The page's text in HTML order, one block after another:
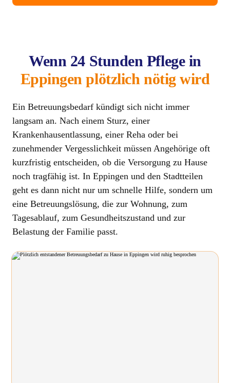
Wenn 24 Stunden Pflege in
Eppingen plötzlich nötig wird
Ein Betreuungsbedarf kündigt sich nicht immer
langsam an. Nach einem Sturz, einer
Krankenhausentlassung, einer Reha oder bei
zunehmender Vergesslichkeit müssen Angehörige oft
kurzfristig entscheiden, ob die Versorgung zu Hause
noch tragfähig ist. In Eppingen und den Stadtteilen
geht es dann nicht nur um schnelle Hilfe, sondern um
eine Betreuungslösung, die zur Wohnung, zum
Tagesablauf, zum Gesundheitszustand und zur
Belastung der Familie passt.